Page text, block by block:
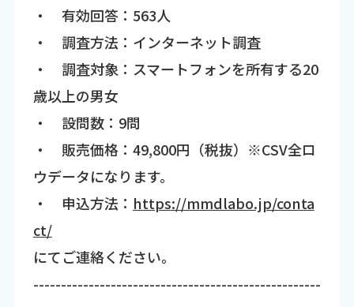
・ 有効回答：563人
・ 調査方法：インターネット調査
・ 調査対象：スマートフォンを所有する20
歳以上の男女
・ 設問数：9問
・ 販売価格：49,800円（税抜）※CSV全ロ
ウデータになります。
・ 申込方法： https://mmdlabo.jp/conta
ct/
にてご連絡ください。
----------------------------------------------------